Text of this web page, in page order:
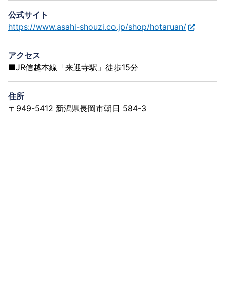
公式サイト
https://www.asahi-shouzi.co.jp/shop/hotaruan/
アクセス
■JR信越本線「来迎寺駅」徒歩15分
住所
〒949-5412 新潟県長岡市朝日 584-3